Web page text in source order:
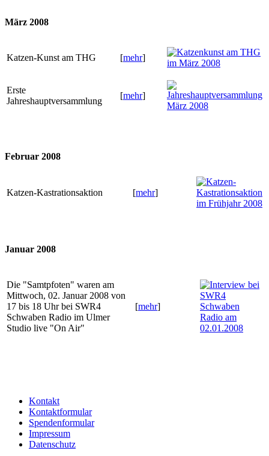
März 2008
Katzen-Kunst am THG [mehr]
Erste
Jahreshauptversammlung
[mehr]
Februar 2008
Katzen-Kastrationsaktion [mehr]
Januar 2008
Die "Samtpfoten" waren am
Mittwoch, 02. Januar 2008 von
17 bis 18 Uhr bei SWR4
Schwaben Radio im Ulmer
Studio live "On Air"
[mehr]
Kontakt
Kontaktformular
Spendenformular
Impressum
Datenschutz